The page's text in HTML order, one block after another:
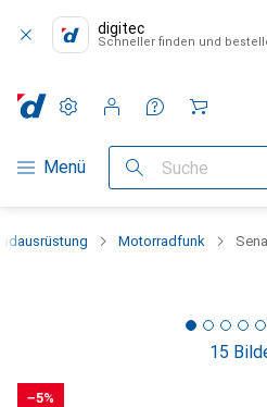
digitec
Schneller finden und
Navigation nach Kategorien
Menü Suche
Einstellungen
Kundenkonto
Vergleichslisten
Merklisten
Warenkorb
Motorradfunk
15
−5%